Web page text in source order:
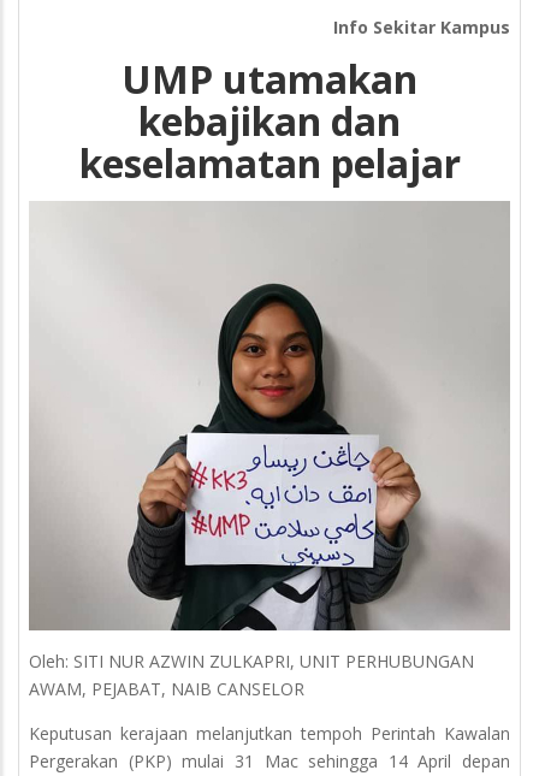
Info Sekitar Kampus
UMP utamakan
kebajikan dan
keselamatan pelajar
Oleh: SITI NUR AZWIN ZULKAPRI, UNIT PERHUBUNGAN
AWAM, PEJABAT, NAIB CANSELOR
Keputusan kerajaan melanjutkan tempoh Perintah Kawalan
Pergerakan (PKP) mulai 31 Mac sehingga 14 April depan